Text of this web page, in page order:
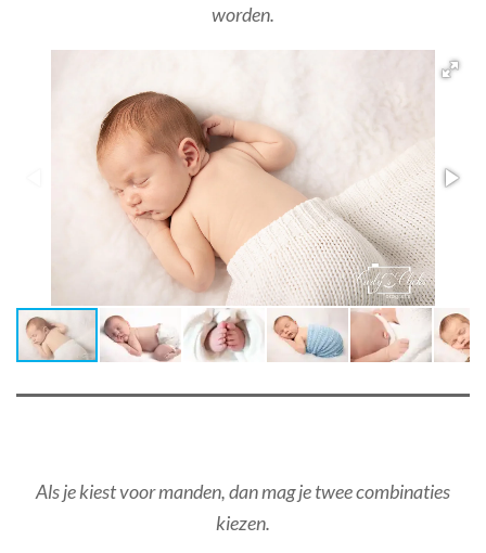
worden.
Als je kiest voor manden, dan mag je twee combinaties
kiezen.